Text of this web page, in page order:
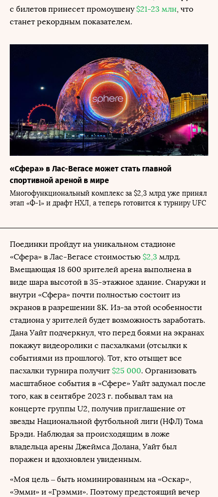
с билетов принесет промоушену$21-23 млн, что
станет рекордным показателем.
«Сфера» в Лас-Вегасе может стать главной
спортивной ареной в мире
Многофункциональный комплекс за $2,3 млрд уже принял
этап «Ф-1» и драфт НХЛ, а теперь готовится к турниру UFC
Поединки пройдут на уникальном стадионе
«Сфера» в Лас-Вегасе стоимостью $2,3 млрд.
Вмещающая 18 600 зрителей арена выполнена в
виде шара высотой в 35-этажное здание. Снаружи и
внутри «Сфера» почти полностью состоит из
экранов в разрешении 8К. Из-за этой особенности
стадиона у зрителей будет возможность заработать.
Дана Уайт подчеркнул, что перед боями на экранах
покажут видеоролики с пасхалками (отсылки к
событиями из прошлого). Тот, кто отыщет все
пасхалки турнира получит $25 000. Организовать
масштабное события в «Сфере» Уайт задумал после
того, как в сентябре 2023 г. побывал там на
концерте группы U2, получив приглашение от
звезды Национальной футбольной лиги (НФЛ) Тома
Брэди. Наблюдая за происходящим в ложе
владельца арены Джеймса Долана, Уайт был
поражен и вдохновлен увиденным.
«Моя цель – быть номинированным на «Оскар»,
«Эмми» и «Грэмми». Поэтому предстоящий вечер